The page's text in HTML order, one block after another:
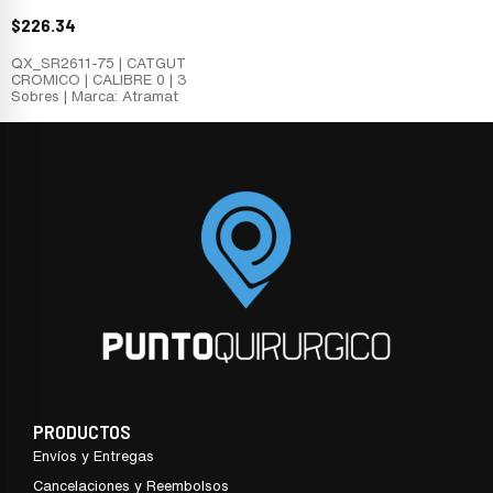
$226.34
QX_SR2611-75 | CATGUT
CROMICO | CALIBRE 0 | 3
Sobres | Marca: Atramat
PRODUCTOS
Envíos y Entregas
Cancelaciones y Reembolsos